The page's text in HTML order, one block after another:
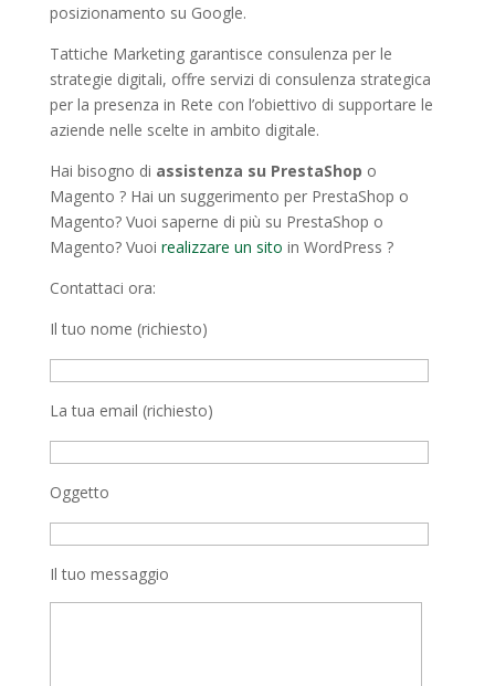
posizionamento su Google.
Tattiche Marketing garantisce consulenza per le
strategie digitali, offre servizi di consulenza strategica
per la presenza in Rete con l’obiettivo di supportare le
aziende nelle scelte in ambito digitale.
Hai bisogno di assistenza su PrestaShop o
Magento ? Hai un suggerimento per PrestaShop o
Magento? Vuoi saperne di più su PrestaShop o
Magento? Vuoi realizzare un sito in WordPress ?
Contattaci ora:
Il tuo nome (richiesto)
La tua email (richiesto)
Oggetto
Il tuo messaggio